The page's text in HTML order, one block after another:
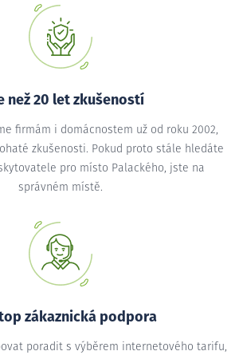
než 20 let zkušeností
firmám i domácnostem už od roku 2002,
zkušenosti. Pokud proto stále hledáte
pro místo Palackého, jste na
správném místě.
zákaznická podpora
poradit s výběrem internetového tarifu,